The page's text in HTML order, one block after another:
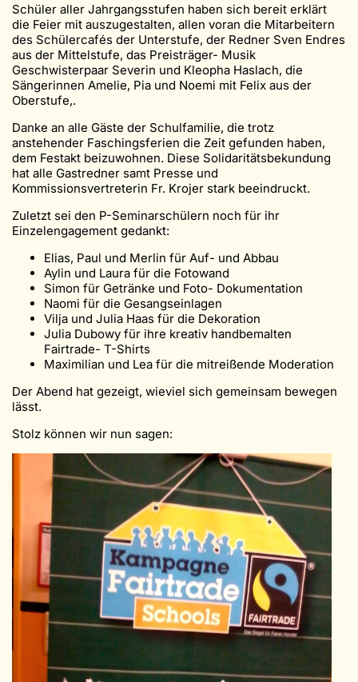
Schüler aller Jahrgangsstufen haben sich bereit erklärt
die Feier mit auszugestalten, allen voran die Mitarbeitern
des Schülercafés der Unterstufe, der Redner Sven Endres
aus der Mittelstufe, das Preisträger- Musik
Geschwisterpaar Severin und Kleopha Haslach, die
Sängerinnen Amelie, Pia und Noemi mit Felix aus der
Oberstufe,.
Danke an alle Gäste der Schulfamilie, die trotz
anstehender Faschingsferien die Zeit gefunden haben,
dem Festakt beizuwohnen. Diese Solidaritätsbekundung
hat alle Gastredner samt Presse und
Kommissionsvertreterin Fr. Krojer stark beeindruckt.
Zuletzt sei den P-Seminarschülern noch für ihr
Einzelengagement gedankt:
Elias, Paul und Merlin für Auf- und Abbau
Aylin und Laura für die Fotowand
Simon für Getränke und Foto- Dokumentation
Naomi für die Gesangseinlagen
Vilja und Julia Haas für die Dekoration
Julia Dubowy für ihre kreativ handbemalten
Fairtrade- T-Shirts
Maximilian und Lea für die mitreißende Moderation
Der Abend hat gezeigt, wieviel sich gemeinsam bewegen
lässt.
Stolz können wir nun sagen: